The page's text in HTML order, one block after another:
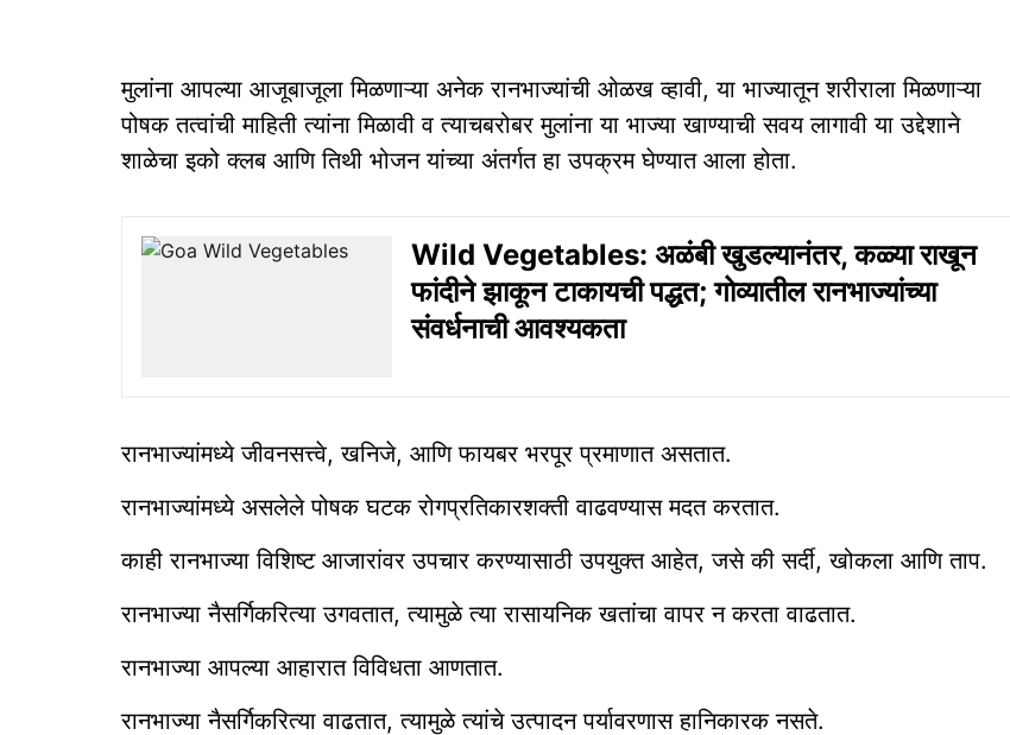
मुलांना आपल्या आजूबाजूला मिळणाऱ्या अनेक रानभाज्यांची ओळख व्हावी, या भाज्यातून शरीराला मिळणाऱ्या
पोषक तत्वांची माहिती त्यांना मिळावी व त्याचबरोबर मुलांना या भाज्या खाण्याची सवय लागावी या उद्देशाने
शाळेचा इको क्लब आणि तिथी भोजन यांच्या अंतर्गत हा उपक्रम घेण्यात आला होता.
Wild Vegetables: अळंबी खुडल्यानंतर, कळ्या राखून
फांदीने झाकून टाकायची पद्धत; गोव्यातील रानभाज्यांच्या
संवर्धनाची आवश्यकता
रानभाज्यांमध्ये जीवनसत्त्वे, खनिजे, आणि फायबर भरपूर प्रमाणात असतात.
रानभाज्यांमध्ये असलेले पोषक घटक रोगप्रतिकारशक्ती वाढवण्यास मदत करतात.
काही रानभाज्या विशिष्ट आजारांवर उपचार करण्यासाठी उपयुक्त आहेत, जसे की सर्दी, खोकला आणि ताप.
रानभाज्या नैसर्गिकरित्या उगवतात, त्यामुळे त्या रासायनिक खतांचा वापर न करता वाढतात.
रानभाज्या आपल्या आहारात विविधता आणतात.
रानभाज्या नैसर्गिकरित्या वाढतात, त्यामुळे त्यांचे उत्पादन पर्यावरणास हानिकारक नसते.